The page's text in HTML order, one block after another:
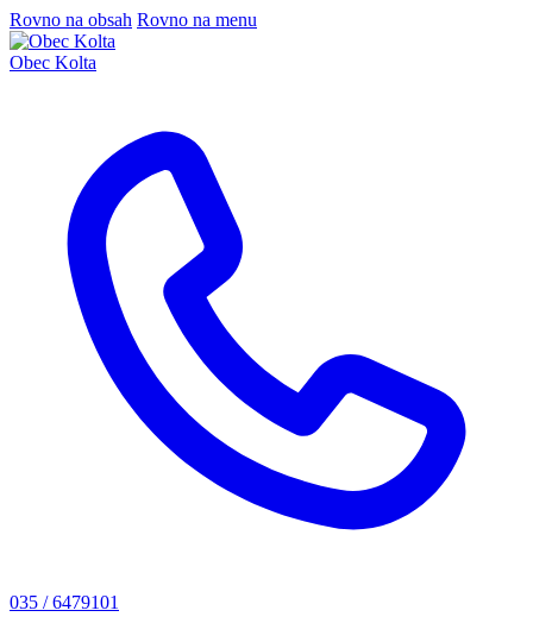
Rovno na obsah Rovno na menu
Obec Kolta
035 / 6479101